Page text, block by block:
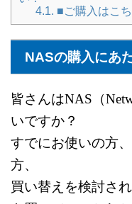
4.1. ■ご購入はこ
NASの購入にあ
皆さんはNAS（
いですか？
すでにお使いの方
方、
買い替えを検討され